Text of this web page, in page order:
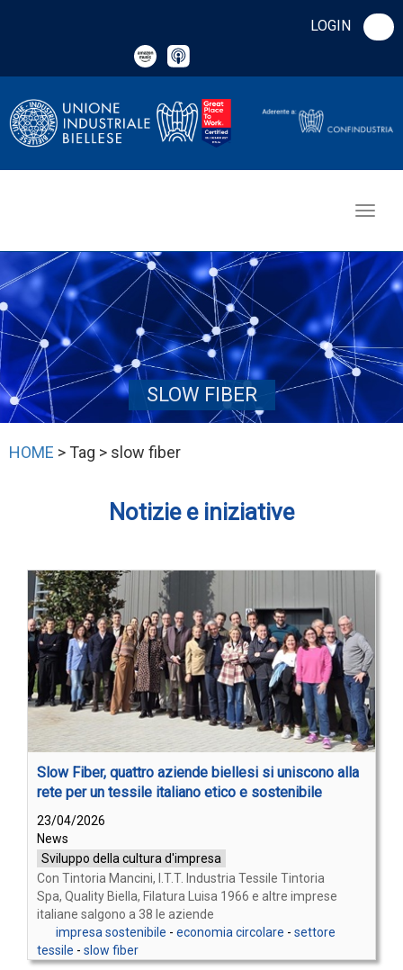
LOGIN
SLOW FIBER
HOME > Tag > slow fiber
Notizie e iniziative
Slow Fiber, quattro aziende biellesi si uniscono alla
rete per un tessile italiano etico e sostenibile
23/04/2026
News
Sviluppo della cultura d'impresa
Con Tintoria Mancini, I.T.T. Industria Tessile Tintoria
Spa, Quality Biella, Filatura Luisa 1966 e altre imprese
italiane salgono a 38 le aziende
impresa sostenibile - economia circolare - settore
tessile - slow fiber